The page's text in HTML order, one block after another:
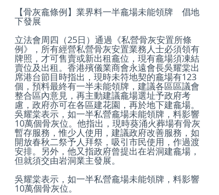
【骨灰龕條例】業界料一半龕場未能領牌 倡地
下發展
立法會周四（25日）通過《私營骨灰安置所條
例》，所有經營私營骨灰安置業務人士必須領有
牌照，才可售賣或新出租龕位，現有龕場須凍結
賣位及出租。香港殯儀業商會永遠會長吳耀棠出
席港台節目時指出，現時未符地契的龕場有123
個，預料最終有一半未能領牌，建議各區區議會
整合區內意見，再主動建議龕場選址予政府考
慮，政府亦可在各區建花園，再於地下建龕場。
吳耀棠表示，如一半私營龕場未能領牌，料影響
10萬個骨灰位。他指出，現時葵涌火葬場有骨灰
暫存服務，惟少人使用，建議政府改善服務，如
開放春秋二祭予人拜祭，吸引市民使用，作過渡
安排。另外，他又指政府曾提出在岩洞建龕場，
但就須交由岩洞業主發展。
吳耀棠表示，如一半私營龕場未能領牌，料影響
10萬個骨灰位。